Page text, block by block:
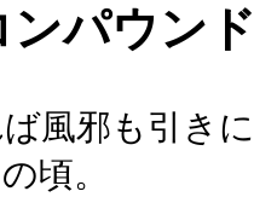
ンパウン
風邪も引き
頃。